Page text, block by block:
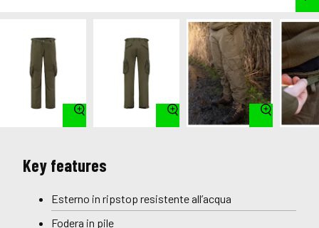
Key features
Esterno in ripstop resistente all’acqua
Fodera in pile